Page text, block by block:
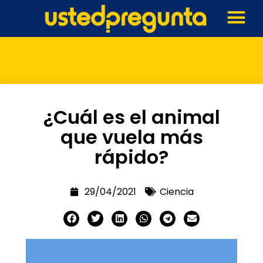
¿Cuál es el animal
que vuela más
rápido?
29/04/2021 Ciencia